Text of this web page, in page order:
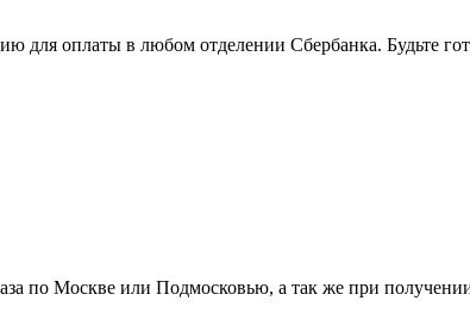
для оплаты в любом отделении Сбербанка. Будьте
по Москве или Подмосковью, а так же при